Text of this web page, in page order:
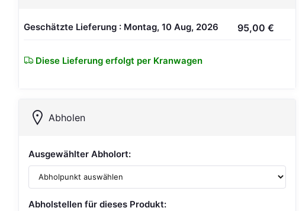
Geschätzte Lieferung : Montag, 10 Aug, 2026 95,00 €
Diese Lieferung erfolgt per Kranwagen
Abholen
Ausgewählter Abholort:
Abholstellen für dieses Produkt: